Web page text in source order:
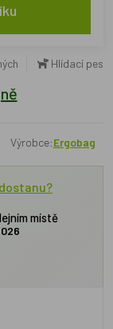
Hlídací pes
Výrobce:Ergobag
místě